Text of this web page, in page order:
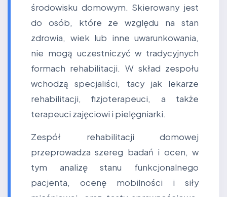
środowisku domowym. Skierowany jest
do osób, które ze względu na stan
zdrowia, wiek lub inne uwarunkowania,
nie mogą uczestniczyć w tradycyjnych
formach rehabilitacji. W skład zespołu
wchodzą specjaliści, tacy jak lekarze
rehabilitacji, fizjoterapeuci, a także
terapeuci zajęciowi i pielęgniarki.
Zespół rehabilitacji domowej
przeprowadza szereg badań i ocen, w
tym analizę stanu funkcjonalnego
pacjenta, ocenę mobilności i siły